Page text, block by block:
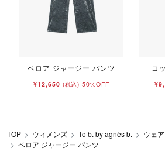
ベロア ジャージー パンツ
¥12,650 (税込) 50%OFF
コ
TOP ウィメンズ To b. by agnès b. ウェア
ベロア ジャージー パンツ